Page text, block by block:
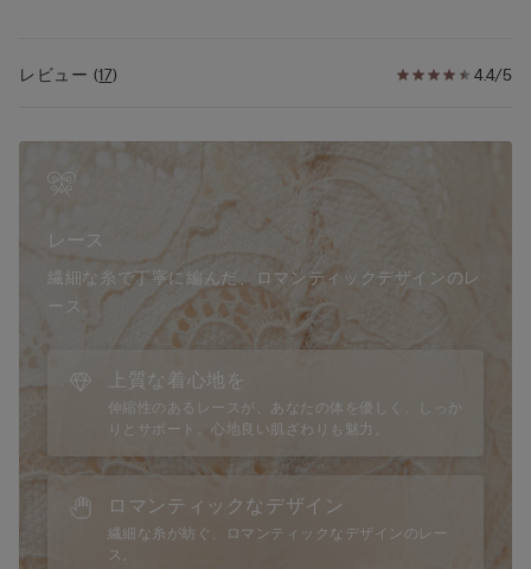
レースコレクション。
通年のベーシックカラーに加え、シーズンごとに登場する限定
ブラ、ショーツ、トップスなど幅広いアイテムを展開する人気
コレクションです。
◆Elenaとは？
Intimissimiを代表するベストセラブラシリーズ「Elena（エレ
ハーフパッドがナチュラルできれいな形のバストを演出し、安
定力のあるワイヤーがバストをサポート。
ブラレットタイプなので、「見せるブラ」としてジャケットや
惑のフローラルデザイン
・ファッションアイテムとして、見せて着けてもおしゃれなブ
ラレットタイプ
・バストをナチュラルに演出するハーフパッド
・体に心地よくフィットするレースを使用
◆仕様
・ワイヤー：あり
・ストラップ：あり（長さ調節可）
◆サイズに関して
サイズ感が異なる場合がございます。
詳しくはサイズガイドをご覧ください。
※モデル身長175cm、75Bサイズを着用
4.4/5
レビュー (17)
レース
繊細な糸で丁寧に編んだ、ロマンティックデザインのレ
ース。
上質な着心地を
伸縮性のあるレースが、あなたの体を優しく、しっか
りとサポート。心地良い肌ざわりも魅力。
ロマンティックなデザイン
繊細な糸が紡ぐ、ロマンティックなデザインのレー
ス。